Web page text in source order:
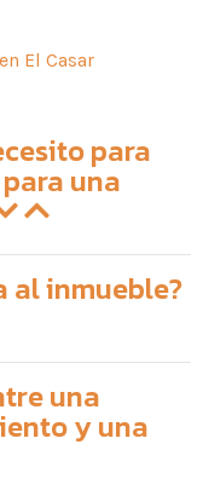
El Casar
para
una
al inmueble?
una
y una